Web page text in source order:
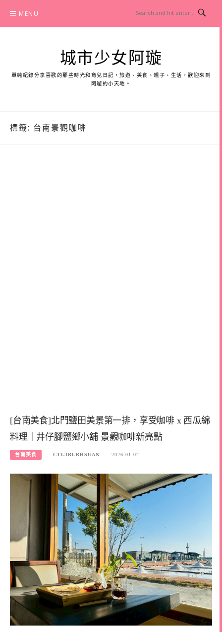
content
MENU
城市少女阿璇
單純紀錄分享喜歡的那些時光和育兒日記，旅遊、美食、親子、生活，歡迎來到
阿璇的小天地。
標籤: 台南景觀咖啡
[台南美食]北門鹽田美景第一排，享受咖啡 x 西瓜綿
料理｜井仔腳鹽鄉小舖 景觀咖啡新亮點
台南美食 CTGIRLRHSUAN 2026-01-02